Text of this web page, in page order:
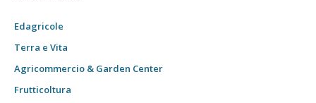
Edagricole
Terra e Vita
Agricommercio & Garden Center
Frutticoltura